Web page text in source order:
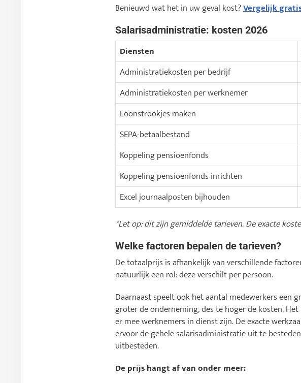
Benieuwd wat het in uw geval kost?Vergelijk
Salarisadministratie: kosten 2026
Diensten
Administratiekosten per bedrijf
Administratiekosten per werknemer
Loonstrookjes maken
SEPA-betaalbestand
Koppeling pensioenfonds
Koppeling pensioenfonds inrichten
Excel journaalposten bijhouden
*Let op: dit zijn gemiddelde tarieven. De exacte
Welke factoren bepalen de tarieven?
De totaalprijs is afhankelijk van verschillende
natuurlijk een rol: deze verschilt per persoon.
Daarnaast speelt ook het aantal medewerkers een
groter de onderneming, des te hoger de kosten.
er mee werknemers in dienst zijn. De exacte
ervoor de gehele salarisadministratie uit te
uitbesteden.
De prijs hangt af van onder meer: